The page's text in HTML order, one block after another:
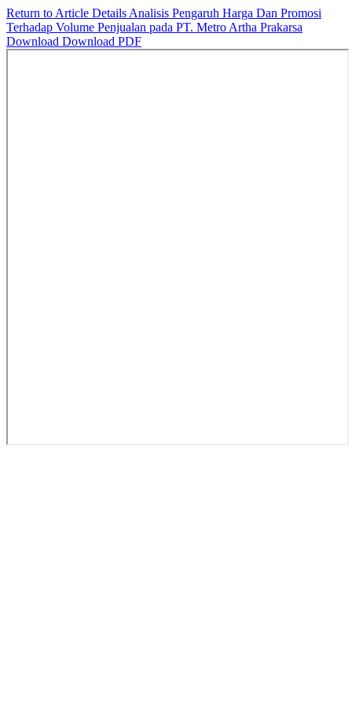
Return to Article Details Analisis Pengaruh Harga Dan Promosi
Terhadap Volume Penjualan pada PT. Metro Artha Prakarsa
Download Download PDF